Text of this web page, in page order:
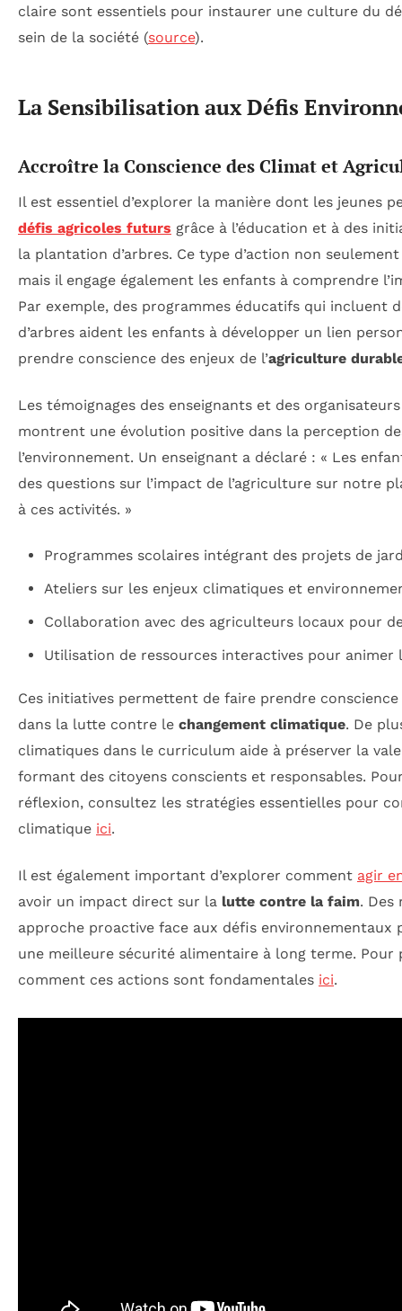
claire sont essentiels pour instaurer une culture du
sein de la société (source).
La Sensibilisation aux Défis
Accroître la Conscience des Climat et
Il est essentiel d’explorer la manière dont les jeunes
défis agricoles futurs grâce à l’éducation et à des
la plantation d’arbres. Ce type d’action non
mais il engage également les enfants à comprendre
Par exemple, des programmes éducatifs qui incluent
d’arbres aident les enfants à développer un lien
prendre conscience des enjeux de l’agriculture
Les témoignages des enseignants et des
montrent une évolution positive dans la perception
l’environnement. Un enseignant a déclaré : « Les
des questions sur l’impact de l’agriculture sur notre
à ces activités. »
Programmes scolaires intégrant des projets de
Ateliers sur les enjeux climatiques et
Collaboration avec des agriculteurs locaux pour
Utilisation de ressources interactives pour animer
Ces initiatives permettent de faire prendre
dans la lutte contre le changement climatique. De
climatiques dans le curriculum aide à préserver la
formant des citoyens conscients et responsables.
réflexion, consultez les stratégies essentielles pour
climatique ici.
Il est également important d’explorer comment agir
avoir un impact direct sur la lutte contre la faim. Des
approche proactive face aux défis environnementaux
une meilleure sécurité alimentaire à long terme. Pour
comment ces actions sont fondamentales ici.